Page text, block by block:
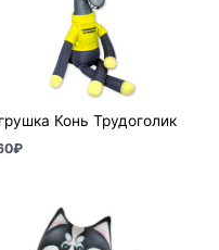
Конь Трудоголик
₽